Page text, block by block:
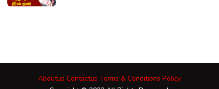
Aboutus Contactus Terms & Conditions Policy